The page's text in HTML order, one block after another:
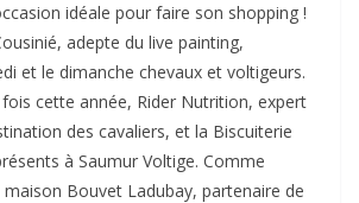
idéale pour faire son shopping !
adepte du live painting,
et le dimanche chevaux et voltigeurs.
cette année, Rider Nutrition, expert
des cavaliers, et la Biscuiterie
à Saumur Voltige. Comme
Bouvet Ladubay, partenaire de